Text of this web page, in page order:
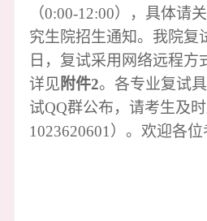
（0:00-12:00），具体请
究生院招生通知。我院复
日，复试采用网络远程方
详见附件2。各专业复试
试QQ群公布，请考生及
1023620601） 。欢迎各位